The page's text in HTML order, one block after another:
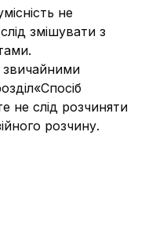
не
змішувати з
звичайними
не слід розчиняти
розчину.